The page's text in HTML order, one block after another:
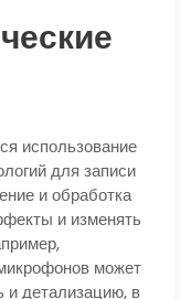
использование
для записи
и обработка
и изменять
может
и детализацию, в